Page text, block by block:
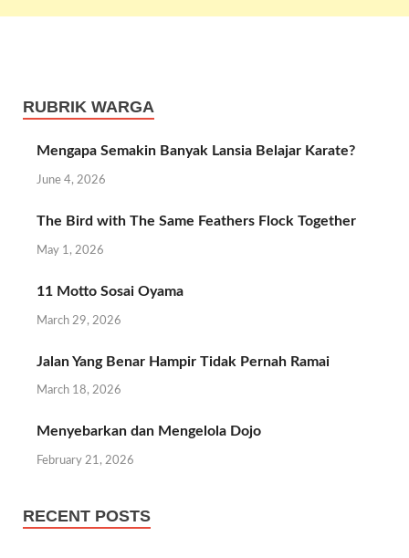
RUBRIK WARGA
Mengapa Semakin Banyak Lansia Belajar Karate?
June 4, 2026
The Bird with The Same Feathers Flock Together
May 1, 2026
11 Motto Sosai Oyama
March 29, 2026
Jalan Yang Benar Hampir Tidak Pernah Ramai
March 18, 2026
Menyebarkan dan Mengelola Dojo
February 21, 2026
RECENT POSTS